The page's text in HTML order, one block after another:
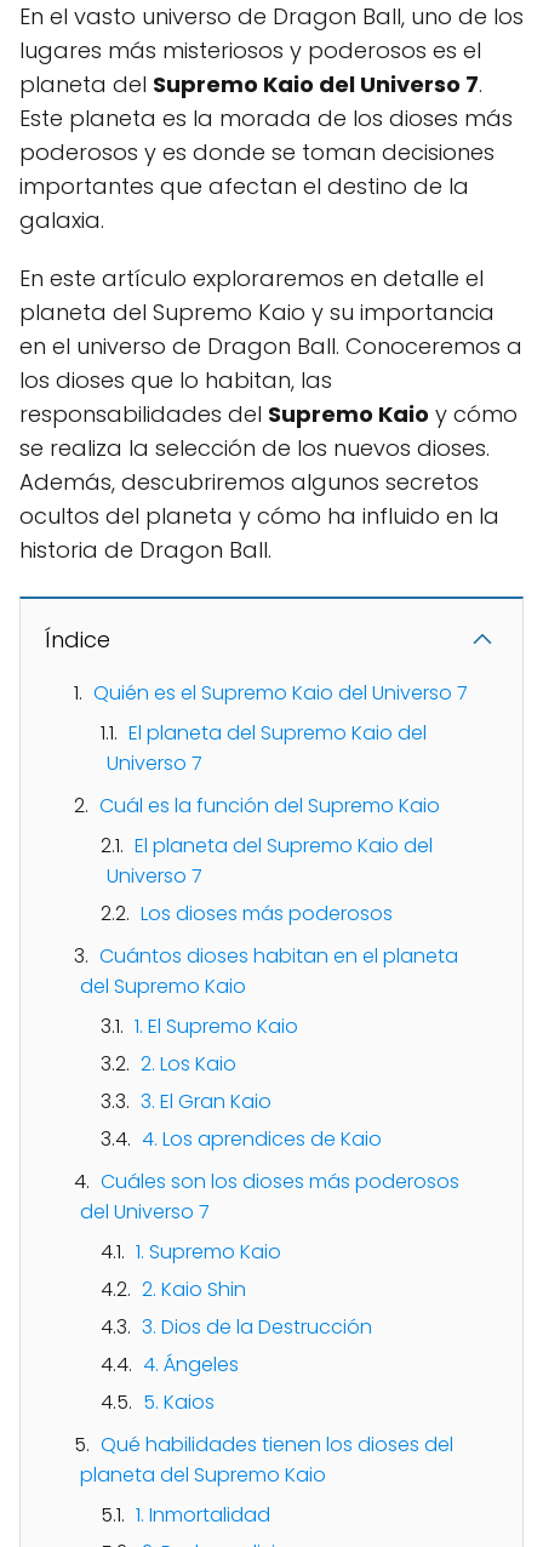
En el vasto universo de Dragon Ball, uno de los
lugares más misteriosos y poderosos es el
planeta del Supremo Kaio del Universo 7.
Este planeta es la morada de los dioses más
poderosos y es donde se toman decisiones
importantes que afectan el destino de la
galaxia.
En este artículo exploraremos en detalle el
planeta del Supremo Kaio y su importancia
en el universo de Dragon Ball. Conoceremos a
los dioses que lo habitan, las
responsabilidades del Supremo Kaio y cómo
se realiza la selección de los nuevos dioses.
Además, descubriremos algunos secretos
ocultos del planeta y cómo ha influido en la
historia de Dragon Ball.
Índice
Quién es el Supremo Kaio del Universo 7
El planeta del Supremo Kaio del
Universo 7
Cuál es la función del Supremo Kaio
El planeta del Supremo Kaio del
Universo 7
Los dioses más poderosos
Cuántos dioses habitan en el planeta
del Supremo Kaio
1. El Supremo Kaio
2. Los Kaio
3. El Gran Kaio
4. Los aprendices de Kaio
Cuáles son los dioses más poderosos
del Universo 7
1. Supremo Kaio
2. Kaio Shin
3. Dios de la Destrucción
4. Ángeles
5. Kaios
Qué habilidades tienen los dioses del
planeta del Supremo Kaio
1. Inmortalidad